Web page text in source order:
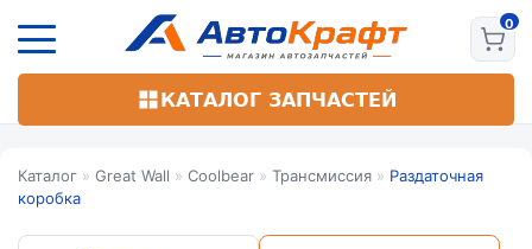
основному
КАТАЛОГ ЗАПЧАСТЕЙ
Каталог » Great Wall » Coolbear » Трансмиссия » Раздаточная
коробка